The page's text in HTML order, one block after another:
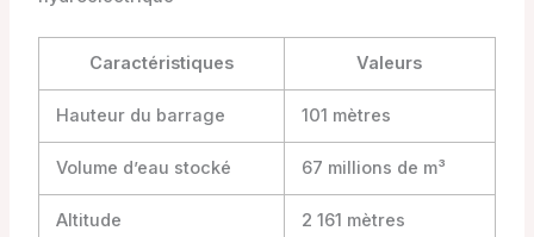
Caractéristiques Valeurs
Hauteur du barrage 101 mètres
Volume d’eau stocké 67 millions de m³
Altitude 2 161 mètres